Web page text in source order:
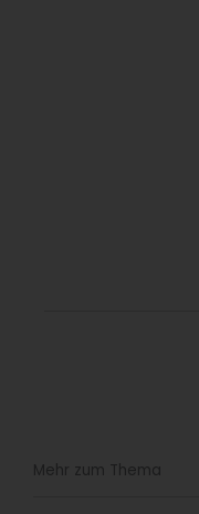
Mehr zum Thema